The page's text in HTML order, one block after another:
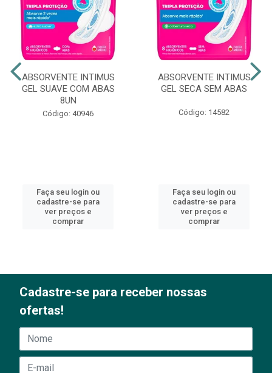
ABSORVENTE INTIMUS
GEL SUAVE COM ABAS
8UN
Código: 40946
Faça seu login ou
cadastre-se para
ver preços e
comprar
ABSORVENTE INTIMUS
GEL SECA SEM ABAS
Código: 14582
Faça seu login ou
cadastre-se para
ver preços e
comprar
Cadastre-se para receber nossas
ofertas!